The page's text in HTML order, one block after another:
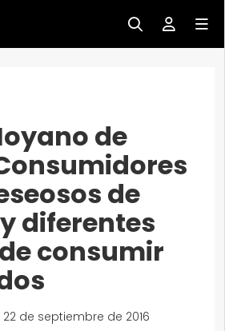
de
de
diferentes
consumir
22 de septiembre de 2016